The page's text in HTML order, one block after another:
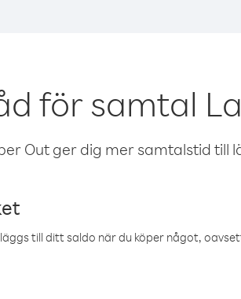
för samtal
Out ger dig mer samtalstid till
till ditt saldo när du köper något,